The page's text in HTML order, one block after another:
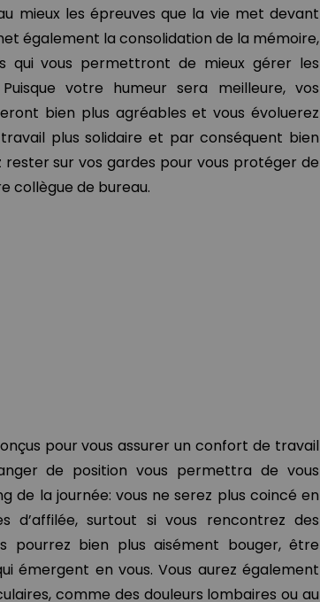
mieux les épreuves que la vie met devant
également la consolidation de la mémoire,
qui vous permettront de mieux gérer les
votre humeur sera meilleure, vos
bien plus agréables et vous évoluerez
plus solidaire et par conséquent bien
rester sur vos gardes pour vous protéger de
collègue de bureau.
pour vous assurer un confort de travail
de position vous permettra de vous
de la journée: vous ne serez plus coincé en
d’affilée, surtout si vous rencontrez des
pourrez bien plus aisément bouger, être
émergent en vous. Vous aurez également
comme des douleurs lombaires ou au